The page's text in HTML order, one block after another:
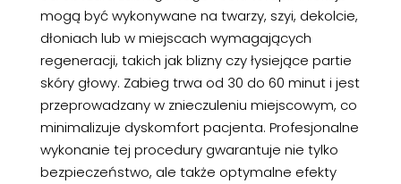
mogą być wykonywane na twarzy, szyi, dekolcie,
dłoniach lub w miejscach wymagających
regeneracji, takich jak blizny czy łysiejące partie
skóry głowy. Zabieg trwa od 30 do 60 minut i jest
przeprowadzany w znieczuleniu miejscowym, co
minimalizuje dyskomfort pacjenta. Profesjonalne
wykonanie tej procedury gwarantuje nie tylko
bezpieczeństwo, ale także optymalne efekty